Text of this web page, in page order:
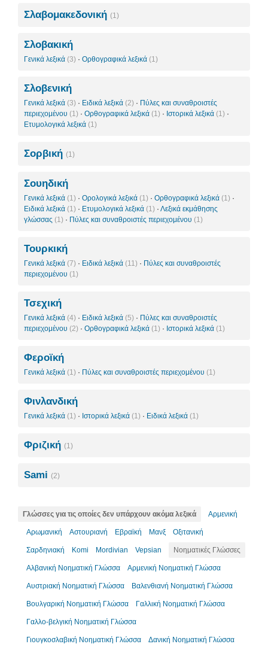
Σλαβομακεδονική (1)
Σλοβακική
Γενικά λεξικά (3) · Ορθογραφικά λεξικά (1)
Σλοβενική
Γενικά λεξικά (3) · Ειδικά λεξικά (2) · Πύλες και συναθροιστές
περιεχομένου (1) · Ορθογραφικά λεξικά (1) · Ιστορικά λεξικά (1) ·
Ετυμολογικά λεξικά (1)
Σορβική (1)
Σουηδική
Γενικά λεξικά (1) · Ορολογικά λεξικά (1) · Ορθογραφικά λεξικά (1) ·
Ειδικά λεξικά (1) · Ετυμολογικά λεξικά (1) · Λεξικά εκμάθησης
γλώσσας (1) · Πύλες και συναθροιστές περιεχομένου (1)
Τουρκική
Γενικά λεξικά (7) · Ειδικά λεξικά (11) · Πύλες και συναθροιστές
περιεχομένου (1)
Τσεχική
Γενικά λεξικά (4) · Ειδικά λεξικά (5) · Πύλες και συναθροιστές
περιεχομένου (2) · Ορθογραφικά λεξικά (1) · Ιστορικά λεξικά (1)
Φεροϊκή
Γενικά λεξικά (1) · Πύλες και συναθροιστές περιεχομένου (1)
Φινλανδική
Γενικά λεξικά (1) · Ιστορικά λεξικά (1) · Ειδικά λεξικά (1)
Φριζική (1)
Sami (2)
Γλώσσες για τις οποίες δεν υπάρχουν ακόμα λεξικά Αρμενική
Αρωμανική Αστουριανή Εβραϊκή Μανξ Οξιτανική
Σαρδηνιακή Komi Mordivian Vepsian Νοηματικές Γλώσσες
Αλβανική Νοηματική Γλώσσα Αρμενική Νοηματική Γλώσσα
Αυστριακή Νοηματική Γλώσσα Βαλενθιανή Νοηματική Γλώσσα
Βουλγαρική Νοηματική Γλώσσα Γαλλική Νοηματική Γλώσσα
Γαλλο-βελγική Νοηματική Γλώσσα
Γιουγκοσλαβική Νοηματική Γλώσσα Δανική Νοηματική Γλώσσα